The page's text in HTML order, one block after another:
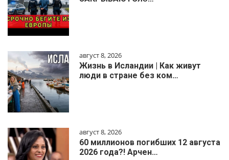
август 8, 2026
Жизнь в Исландии | Как живут
люди в стране без ком…
август 8, 2026
60 миллионов погибших 12 августа
2026 года?! Арчен…